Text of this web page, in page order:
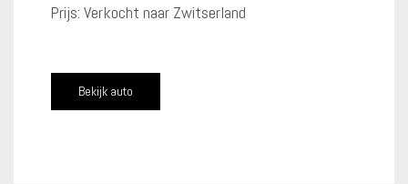
Prijs: Verkocht naar Zwitserland
Bekijk auto